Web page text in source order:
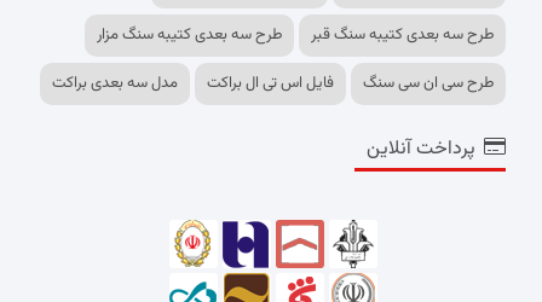
طرح سه بعدی کتیبه سنگ قبر
طرح سه بعدی کتیبه سنگ مزار
طرح سی ان سی سنگ
فایل اس تی ال براکت مدل سه بعدی براکت
پرداخت آنلاین